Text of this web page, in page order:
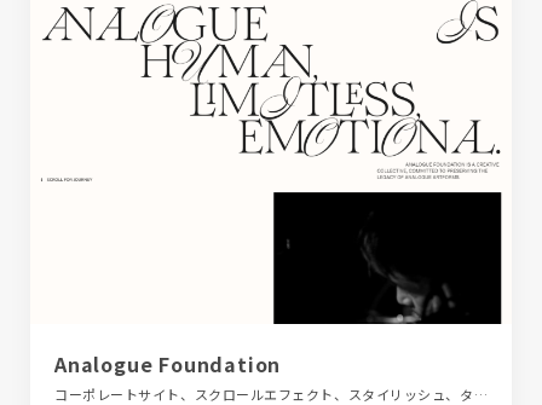
Analogue Foundation
コーポレートサイト、スクロールエフェクト、スタイリッシュ、タイポグラフィー、ダイナミック、デザイン・アート・音楽・文芸、ブラック系 、ベージュ・ゴールド系、大きめ写真、海外サイト